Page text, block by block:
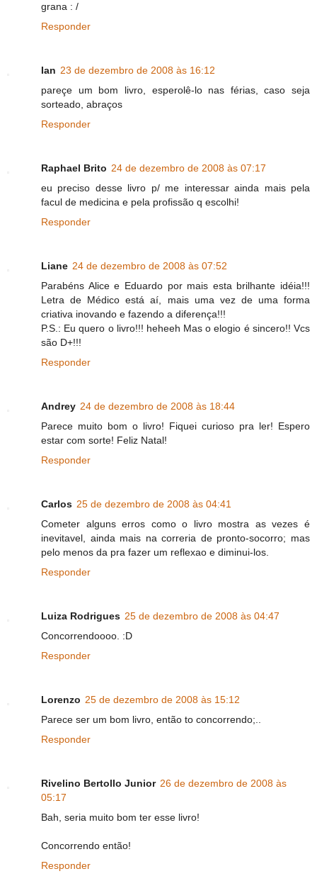
grana : /
Responder
Ian 23 de dezembro de 2008 às 16:12
pareçe um bom livro, esperolê-lo nas férias, caso seja
sorteado, abraços
Responder
Raphael Brito 24 de dezembro de 2008 às 07:17
eu preciso desse livro p/ me interessar ainda mais pela
facul de medicina e pela profissão q escolhi!
Responder
Liane 24 de dezembro de 2008 às 07:52
Parabéns Alice e Eduardo por mais esta brilhante idéia!!!
Letra de Médico está aí, mais uma vez de uma forma
criativa inovando e fazendo a diferença!!!
P.S.: Eu quero o livro!!! heheeh Mas o elogio é sincero!! Vcs
são D+!!!
Responder
Andrey 24 de dezembro de 2008 às 18:44
Parece muito bom o livro! Fiquei curioso pra ler! Espero
estar com sorte! Feliz Natal!
Responder
Carlos 25 de dezembro de 2008 às 04:41
Cometer alguns erros como o livro mostra as vezes é
inevitavel, ainda mais na correria de pronto-socorro; mas
pelo menos da pra fazer um reflexao e diminui-los.
Responder
Luiza Rodrigues 25 de dezembro de 2008 às 04:47
Concorrendoooo. :D
Responder
Lorenzo 25 de dezembro de 2008 às 15:12
Parece ser um bom livro, então to concorrendo;..
Responder
Rivelino Bertollo Junior 26 de dezembro de 2008 às
05:17
Bah, seria muito bom ter esse livro!
Concorrendo então!
Responder